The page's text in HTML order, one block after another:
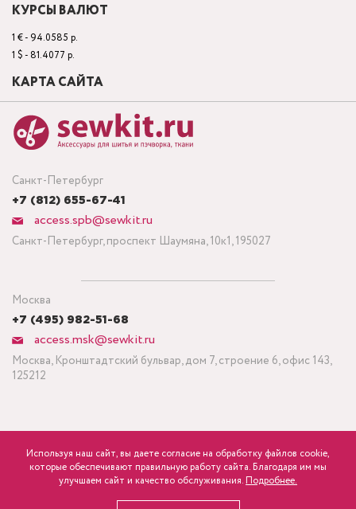
розница Минимальный заказ ткани от 3 метров
Санкт-Петербург
+7 (812) 655-67-41
access.spb@sewkit.ru
Санкт-Петербург, проспект Шаумяна, 10к1, 195027
Москва
+7 (495) 982-51-68
access.msk@sewkit.ru
Москва, Кронштадтский бульвар, дом 7, строение 6, офис 143,
125212
КУРСЫ ВАЛЮТ
1 € - 94.0585 р.
1 $ - 81.4077 р.
КАРТА САЙТА
Политика конфиденциальности
ПОДПИСАТЬСЯ НА НОВОСТИ
Используя наш сайт, вы даете согласие на обработку файлов cookie,
которые обеспечивают правильную работу сайта. Благодаря им мы
улучшаем сайт и качество обслуживания. Подробнее.